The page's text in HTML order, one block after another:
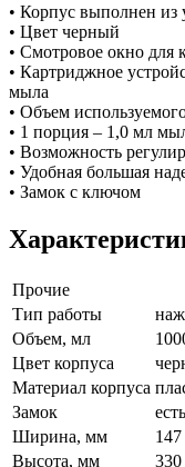
• Корпус выполнен из
• Цвет черный
• Смотровое окно для
• Картриджное
мыла
• Объем
• 1 порция – 1,0 мл
• Возможность
• Удобная большая
• Замок с ключом
Прочие
Тип работы
Объем, мл
Цвет корпуса
Материал корпуса
Замок
есть
Ширина, мм
147
Высота, мм
330